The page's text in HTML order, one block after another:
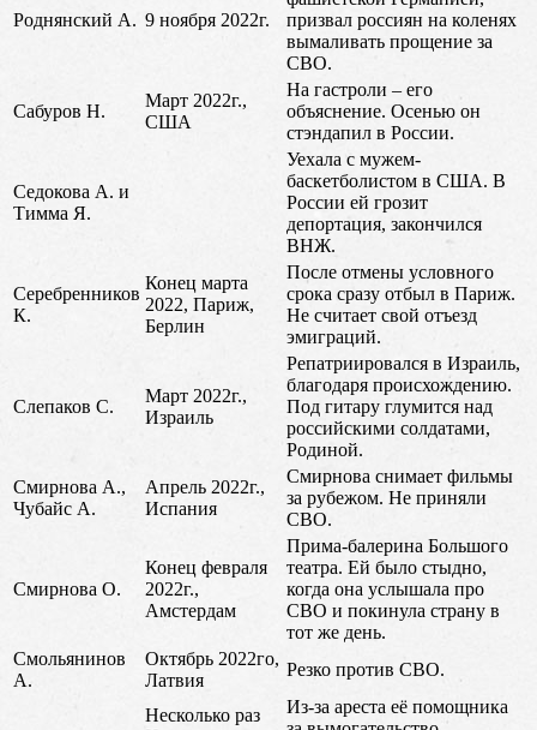
Роднянский А. 9 ноября 2022г.
призвал россиян на коленях
вымаливать прощение за
СВО.
Сабуров Н.
Март 2022г.,
США
На гастроли – его
объяснение. Осенью он
стэндапил в России.
Седокова А. и
Тимма Я.
Уехала с мужем-
баскетболистом в США. В
России ей грозит
депортация, закончился
ВНЖ.
Серебренников
К.
Конец марта
2022, Париж,
Берлин
После отмены условного
срока сразу отбыл в Париж.
Не считает свой отъезд
эмиграций.
Слепаков С.
Март 2022г.,
Израиль
Репатриировался в Израиль,
благодаря происхождению.
Под гитару глумится над
российскими солдатами,
Родиной.
Смирнова А.,
Чубайс А.
Апрель 2022г.,
Испания
Смирнова снимает фильмы
за рубежом. Не приняли
СВО.
Смирнова О.
Конец февраля
2022г.,
Амстердам
Прима-балерина Большого
театра. Ей было стыдно,
когда она услышала про
СВО и покинула страну в
тот же день.
Смольянинов
А.
Октябрь 2022го,
Латвия
Резко против СВО.
Несколько раз
Из-за ареста её помощника